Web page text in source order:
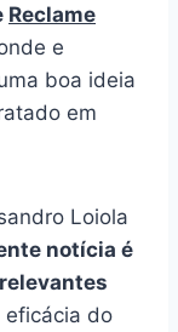
Reclame
e
boa ideia
em
Loiola
notícia é
eficácia do